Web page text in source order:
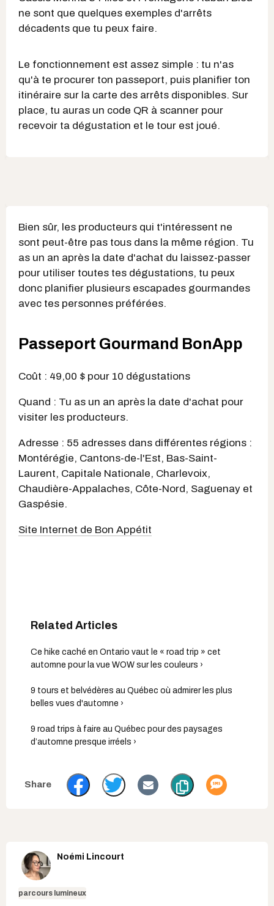
ne sont que quelques exemples d'arrêts
décadents que tu peux faire.
Le fonctionnement est assez simple : tu n'as
qu'à te procurer ton passeport, puis planifier ton
itinéraire sur la carte des arrêts disponibles. Sur
place, tu auras un code QR à scanner pour
recevoir ta dégustation et le tour est joué.
Bien sûr, les producteurs qui t'intéressent ne
sont peut-être pas tous dans la même région. Tu
as un an après la date d'achat du laissez-passer
pour utiliser toutes tes dégustations, tu peux
donc planifier plusieurs escapades gourmandes
avec tes personnes préférées.
Passeport Gourmand BonApp
Coût : 49,00 $ pour 10 dégustations
Quand : Tu as un an après la date d'achat pour
visiter les producteurs.
Adresse : 55 adresses dans différentes régions :
Montérégie, Cantons-de-l'Est, Bas-Saint-
Laurent, Capitale Nationale, Charlevoix,
Chaudière-Appalaches, Côte-Nord, Saguenay et
Gaspésie.
Site Internet de Bon Appétit
Ce hike caché en Ontario vaut le « road trip » cet
automne pour la vue WOW sur les couleurs ›
9 tours et belvédères au Québec où admirer les plus
belles vues d'automne ›
9 road trips à faire au Québec pour des paysages
d’automne presque irréels ›
Noémi Lincourt
parcours lumineux